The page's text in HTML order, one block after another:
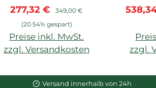
Verkaufspreis:
277,32 € Regulärer Preis:
349,00 €
(20.54% gespart)
Preise inkl. MwSt.
zzgl. Versandkosten
zzgl.
Versand innerhalb von 24h